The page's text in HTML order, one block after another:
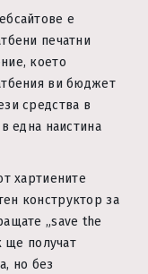
е
печатни
което
ви бюджет
средства в
една наистина
хартиените
конструктор за
„save the
ще получат
но без